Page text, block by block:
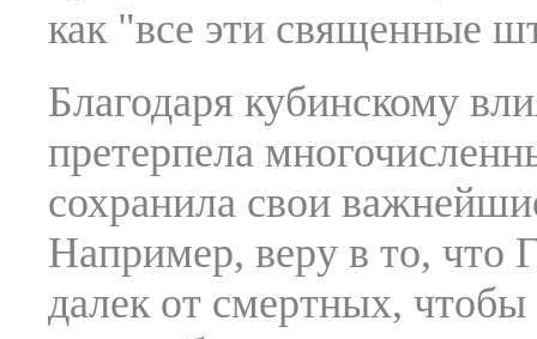
как "все эти священные
Благодаря кубинскому
претерпела
сохранила свои
Например, веру в то, что
далек от смертных,